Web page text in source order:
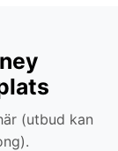
(utbud kan